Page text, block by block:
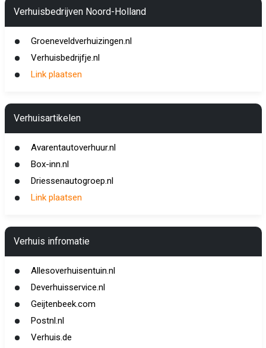
Verhuisbedrijven Noord-Holland
Groeneveldverhuizingen.nl
Verhuisbedrijfje.nl
Link plaatsen
Verhuisartikelen
Avarentautoverhuur.nl
Box-inn.nl
Driessenautogroep.nl
Link plaatsen
Verhuis infromatie
Allesoverhuisentuin.nl
Deverhuisservice.nl
Geijtenbeek.com
Postnl.nl
Verhuis.de